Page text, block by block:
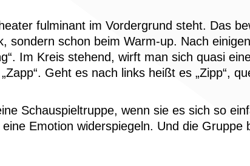
fulminant im Vordergrund steht. Das
sondern schon beim Warm-up. Nach
Im Kreis stehend, wirft man sich quasi
Geht es nach links heißt es „Zipp“,
Schauspieltruppe, wenn sie es sich so
Emotion widerspiegeln. Und die